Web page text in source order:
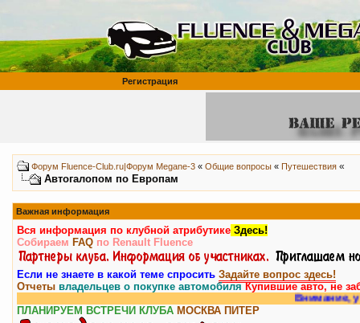
Регистрация
Форум Fluence-Club.ru|Форум Megane-3 « Общие вопросы « Путешествия «
Автогалопом по Европам
Важная информация
Вся информация по клубной атрибутике Здесь!
Собираем FAQ по Renault Fluence
Если не знаете в какой теме спросить Задайте вопрос здесь!
Отчеты владельцев о покупке автомобиляКупившие авто, не
Внимание, у нас
ПЛАНИРУЕМ ВСТРЕЧИ КЛУБА МОСКВА ПИТЕР